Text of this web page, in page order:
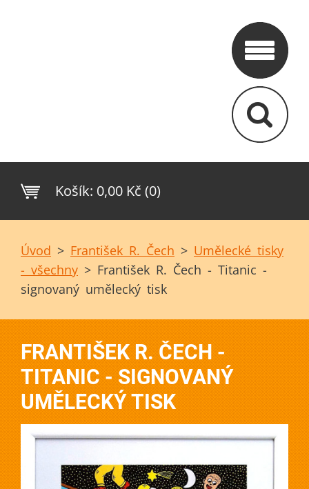
Košík: 0,00 Kč (0)
Úvod > František R. Čech > Umělecké tisky
- všechny > František R. Čech - Titanic -
signovaný umělecký tisk
FRANTIŠEK R. ČECH -
TITANIC - SIGNOVANÝ
UMĚLECKÝ TISK